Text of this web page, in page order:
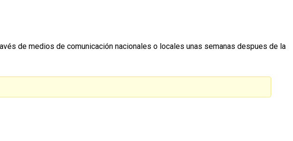
de medios de comunicación nacionales o locales unas semanas despues de la